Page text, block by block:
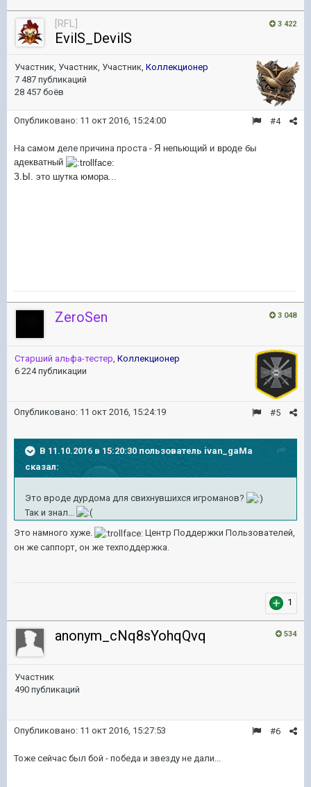
3 422
[RFL]
EvilS_DevilS
Участник, Участник, Участник, Коллекционер
7 487 публикаций
28 457 боёв
#4
Опубликовано: 11 окт 2016, 15:24:00
На самом деле причина проста - Я непьющий и вроде бы
адекватный
З.Ы. это шутка юмора...
3 048
ZeroSen
Старший альфа-тестер, Коллекционер
6 224 публикации
#5
Опубликовано: 11 окт 2016, 15:24:19
В 11.10.2016 в 15:20:30 пользователь ivan_gaMa
сказал:
Это вроде дурдома для свихнувшихся игроманов?
Так и знал...
Это намного хуже.
Центр Поддержки Пользователей,
он же саппорт, он же техподдержка.
1
534
anonym_cNq8sYohqQvq
Участник
490 публикаций
#6
Опубликовано: 11 окт 2016, 15:27:53
Тоже сейчас был бой - победа и звезду не дали...